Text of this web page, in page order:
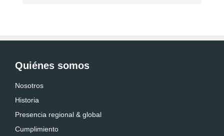
Quiénes somos
Nosotros
Historia
Presencia regional & global
Cumplimiento